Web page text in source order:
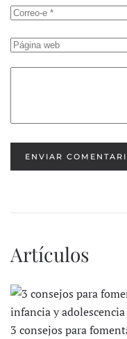
ENVIAR
Artículos
3 consejos para